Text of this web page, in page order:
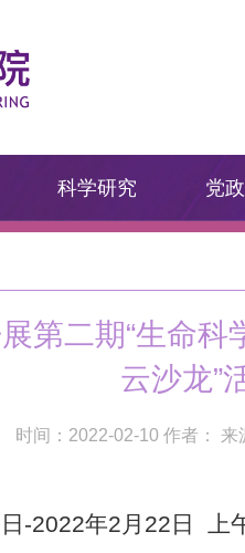
科学研究 党
展第二期“生命
云沙龙”
时间：2022-02-10 作者： 来
-2022年2月22日 上